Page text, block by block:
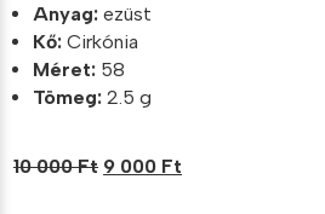
Anyag: ezüst
Kő: Cirkónia
Méret: 58
Tömeg: 2.5 g
10 000Ft Original
9 000 Ft